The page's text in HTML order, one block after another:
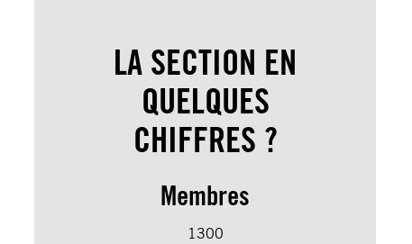
LA SECTION EN
QUELQUES
CHIFFRES ?
Membres
1300